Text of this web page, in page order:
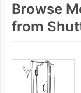
Browse
from